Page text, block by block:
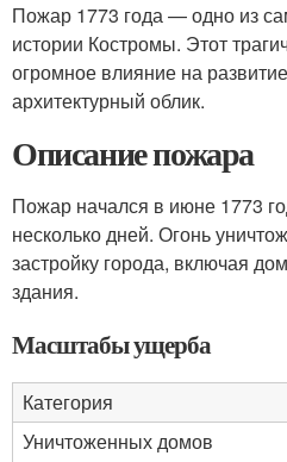
Пожар 1773 года — одно из
истории Костромы. Этот
огромное влияние на
архитектурный облик.
Описание пожара
Пожар начался в июне 1773
несколько дней. Огонь
застройку города, включая
здания.
Масштабы ущерба
Категория
Уничтоженных домов